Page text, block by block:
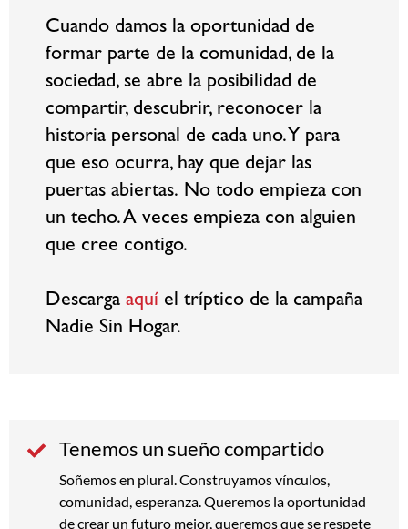
Cuando damos la oportunidad de
formar parte de la comunidad, de la
sociedad, se abre la posibilidad de
compartir, descubrir, reconocer la
historia personal de cada uno. Y para
que eso ocurra, hay que dejar las
puertas abiertas. No todo empieza con
un techo. A veces empieza con alguien
que cree contigo.
Descarga aquí el tríptico de la campaña
Nadie Sin Hogar.
Tenemos un sueño compartido
Soñemos en plural. Construyamos vínculos,
comunidad, esperanza. Queremos la oportunidad
de crear un futuro mejor, queremos que se respete